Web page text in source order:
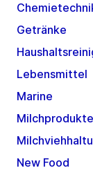
Getränke
Lebensmittel
Marine
Milchprodukte
New Food